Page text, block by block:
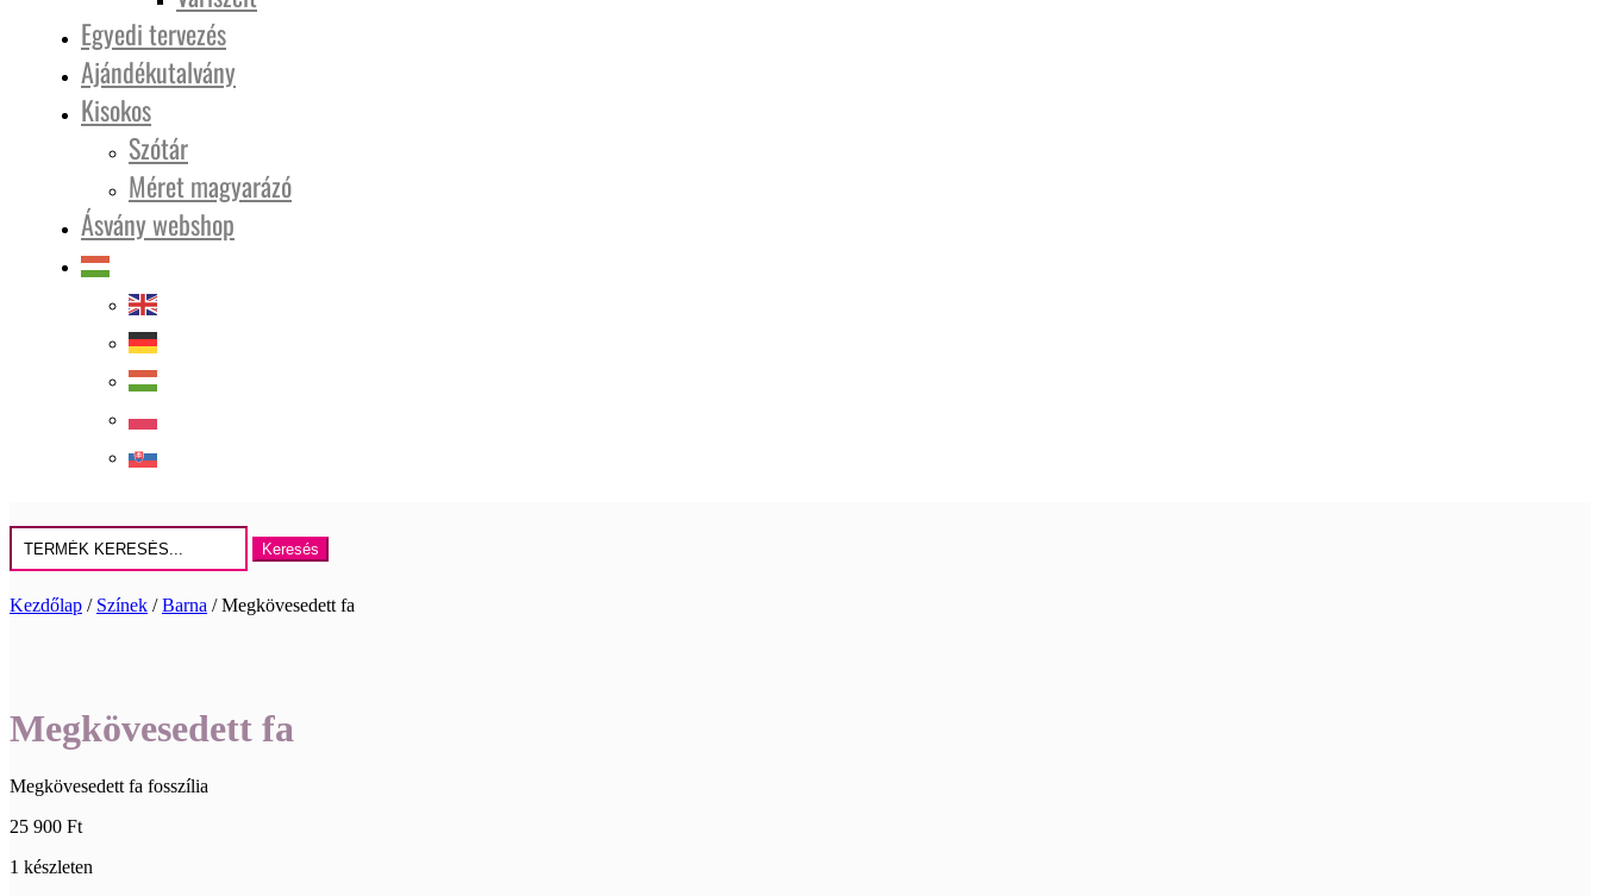
Egyedi tervezés
Ajándékutalvány
Kisokos
Szótár
Méret magyarázó
Ásvány webshop
Keresés
erre:
Kezdőlap / Színek /Barna / Megkövesedett fa
Megkövesedett fa
Megkövesedett fa fosszília
25 900 Ft
1 készleten